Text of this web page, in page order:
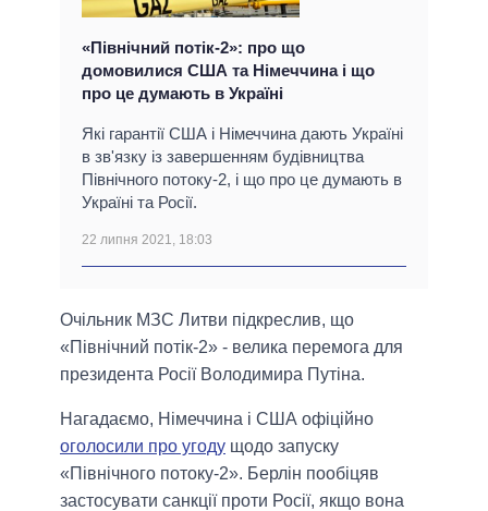
«Північний потік-2»: про що
домовилися США та Німеччина і що
про це думають в Україні
Які гарантії США і Німеччина дають Україні
в зв'язку із завершенням будівництва
Північного потоку-2, і що про це думають в
Україні та Росії.
22 липня 2021, 18:03
Очільник МЗС Литви підкреслив, що
«Північний потік-2» - велика перемога для
президента Росії Володимира Путіна.
Нагадаємо, Німеччина і США офіційно
оголосили про угоду щодо запуску
«Північного потоку-2». Берлін пообіцяв
застосувати санкції проти Росії, якщо вона